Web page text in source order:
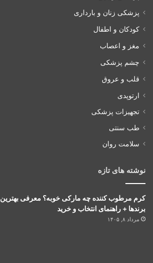
پزشکی زنان و بارداری
کودکان و اطفال
مغز و اعصاب
چشم پزشکی
قلب و عروق
ارتوپدی
تجهیزات پزشکی
طب سنتی
سلامت روان
نوشته های تازه
کرم مرطوب کننده چه مارکی خوبه؟ معرفی بهترین
برندها + راهنمای انتخاب و خرید
مرداد ۸, ۱۴۰۵